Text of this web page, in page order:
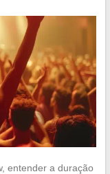
entender a duração